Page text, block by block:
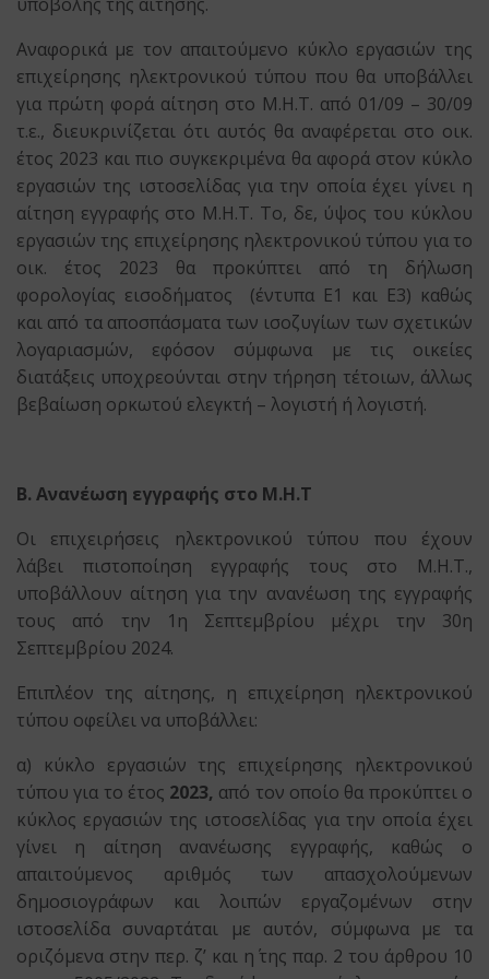
Αναφορικά με τον απαιτούμενο κύκλο εργασιών της
επιχείρησης ηλεκτρονικού τύπου που θα υποβάλλει
για πρώτη φορά αίτηση στο Μ.Η.Τ. από 01/09 – 30/09
τ.ε., διευκρινίζεται ότι αυτός θα αναφέρεται στο οικ.
έτος 2023 και πιο συγκεκριμένα θα αφορά στον κύκλο
εργασιών της ιστοσελίδας για την οποία έχει γίνει η
αίτηση εγγραφής στο Μ.Η.Τ. Το, δε, ύψος του κύκλου
εργασιών της επιχείρησης ηλεκτρονικού τύπου για το
οικ. έτος 2023 θα προκύπτει από τη δήλωση
φορολογίας εισοδήματος (έντυπα Ε1 και Ε3) καθώς
και από τα αποσπάσματα των ισοζυγίων των σχετικών
λογαριασμών, εφόσον σύμφωνα με τις οικείες
διατάξεις υποχρεούνται στην τήρηση τέτοιων, άλλως
βεβαίωση ορκωτού ελεγκτή – λογιστή ή λογιστή.
Β. Ανανέωση εγγραφής στο Μ.Η.Τ
Οι επιχειρήσεις ηλεκτρονικού τύπου που έχουν
λάβει πιστοποίηση εγγραφής τους στο Μ.Η.Τ.,
υποβάλλουν αίτηση για την ανανέωση της εγγραφής
τους από την 1η Σεπτεμβρίου μέχρι την 30η
Σεπτεμβρίου 2024.
Επιπλέον της αίτησης, η επιχείρηση ηλεκτρονικού
τύπου οφείλει να υποβάλλει:
α) κύκλο εργασιών της επιχείρησης ηλεκτρονικού
τύπου για το έτος 2023, από τον οποίο θα προκύπτει ο
κύκλος εργασιών της ιστοσελίδας για την οποία έχει
γίνει η αίτηση ανανέωσης εγγραφής, καθώς ο
απαιτούμενος αριθμός των απασχολούμενων
δημοσιογράφων και λοιπών εργαζομένων στην
ιστοσελίδα συναρτάται με αυτόν, σύμφωνα με τα
οριζόμενα στην περ. ζ’ και η΄ της παρ. 2 του άρθρου 10